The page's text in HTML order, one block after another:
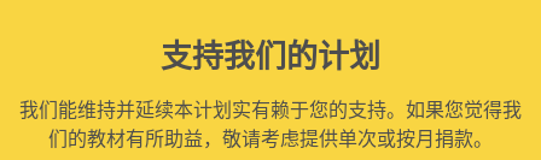
支持我们的计划
我们能维持并延续本计划实有赖于您的支持。如果您觉得我
们的教材有所助益，敬请考虑提供单次或按月捐款。